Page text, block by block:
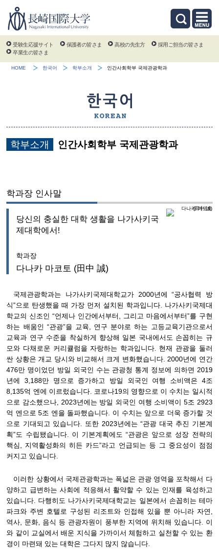
受験生応援サイト 保護者の皆さま 高校の先生方
採用ご担当の皆さま
卒業生の皆さま
HOME 한국어 학부소개 인간사회학부 국제관광학과
학부소개 인간사회학부 국제관광학과
학과장 인사말
당신의 충실한 대학 생활을 나가사키국
제대학에서!
학과장
다나카 마코토 (田中 誠)
국제관광학과는 나가사키국제대학교가 2000년에 “공사협력 방
식”으로 탄생했을 때 가장 먼저 설치된 학과입니다. 나가사키국제대
학교의 신조인 “언제나 인간에서부터, 그리고 마음에서부터”를 구현
하는 배움인 “관광”을 교육, 연구 분야로 하는 고등교육기관으로서
교육과 연구 수준을 착실하게 향상해 일본 국내에서도 손꼽히는 규
모와 다채로운 커리큘럼을 자랑하는 학과입니다. 현재 관광을 둘러
싼 상황은 개교 당시와 비교해서 크게 변화했습니다. 2000년에 연간
476만 명이었던 방일 외국인 수는 관광청 통계 정보에 의하면 2019
년에 3,188만 명으로 증가하고 방일 외국인 여행 소비액은 4조
8,135억 엔에 이르렀습니다. 코로나19의 영향으로 이 수치는 일시적
으로 감소했으나, 2023년에는 방일 외국인 여행 소비액이 5조 2923
억 엔으로 5조 엔을 돌파했습니다. 이 수치는 앞으로 더욱 증가할 것
으로 기대되고 있습니다. 또한 2023년에는 “관광 대국 추진 기본계
획”도 수립됐습니다. 이 기본계획에도 “관광은 앞으로 성장 전략의
핵심, 지역활성화의 히든 카드”라고 언급되는 등 그 중요성이 점점
커지고 있습니다.
이러한 상황에서 국제관광학과는 폭넓은 관광 영역을 포착해서 다
양하고 급변하는 사회에 적응해서 활약할 수 있는 인재를 육성하고
있습니다. 다행히도 나가사키국제대학교는 일본에서 손꼽히는 테마
파크와 주변 호텔로 구성된 리조트와 인접해 있을 뿐 아니라 자연,
역사, 문화, 음식 등 관광자원이 풍부한 지역에 위치해 있습니다. 이
와 같이 교실에서 배운 지식을 가까이서 체험하고 실천할 수 있는 환
경이 마련돼 있는 대학은 그다지 많지 않습니다.